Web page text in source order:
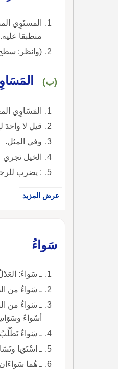
منطبقا عليه.
(وانظر:
(ب)
المَسَاوِي المعايبُ والنقائصُ (لا تُهمز).
قيل لا
وفي المثل.
الخيل
: يضرب
عرض المزيد
سَواءُ
ـ سَواءُ: العَدْلُ، والوَسَطُ، والغَيْرُ، كالسِوَى والسُوَى في الكُلِّ، والمُسْتَوِي.
ـ سَواءُ من الجَبَلِ: ذِرْوَتُهُ.
ـ
أسْواءٌ
ـ سَواءٌ تَطْلُبُ اثْنَيْنِ: سَواءٌ زَيْدٌ وعَمْرٌو، أي: ذَوَا سَواءٍ.
ـ اسْتَوَيا
ـ هُما سَواءَانِ وسِيَّانِ: مِثْلانِ.